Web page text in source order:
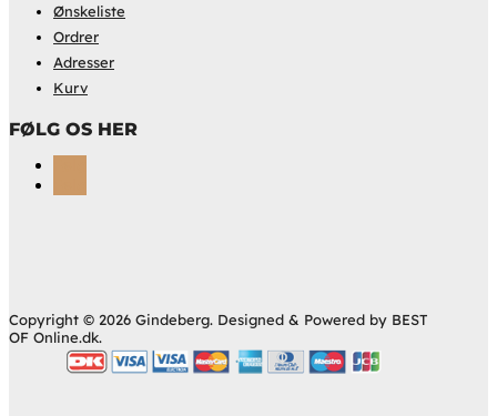
Ønskeliste
Ordrer
Adresser
Kurv
FØLG OS HER
Copyright © 2026 Gindeberg. Designed & Powered by BEST
OF Online.dk.